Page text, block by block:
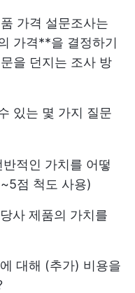
가격 설문조사는
가격**을 결정하기
을 던지는 조사 방
있는 몇 가지 질문
적인 가치를 어떻
점 척도 사용)
사 제품의 가치를
대해 (추가) 비용을